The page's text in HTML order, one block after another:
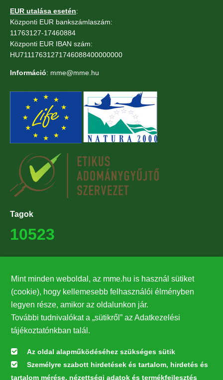
EUR utalása esetén:
Központi EUR bankszámlaszám:
11763127-17460884
Központi EUR IBAN szám:
HU71117631271746088400000000
Információ: mme@mme.hu
Tagok
10523
27224
Hírlevél feliratkozás
Értesüljön elsőként legfrissebb híreinkről, eseményeinkről!
Feliratkozás
Mint minden weboldal, az mme.hu is használ sütiket
(cookie), hogy kellemesebb felhasználói élményben
legyen része, amikor az oldalunkon jár.
További tudnivalókat a „sütikről” az Adatkezelési
tájékoztatónkban talál.
Az oldal alapműködéséhez szükséges sütik
Személyre szabott hirdetések és tartalom, hirdetés és
tartalom mérése, nézettségi adatok és termékfejlesztés